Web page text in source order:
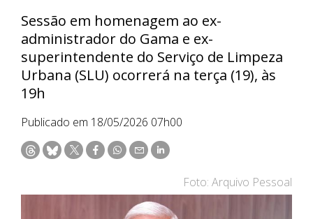
Sessão em homenagem ao ex-
administrador do Gama e ex-
superintendente do Serviço de Limpeza
Urbana (SLU) ocorrerá na terça (19), às
19h
Publicado em 18/05/2026 07h00
Foto: Arquivo Pessoal